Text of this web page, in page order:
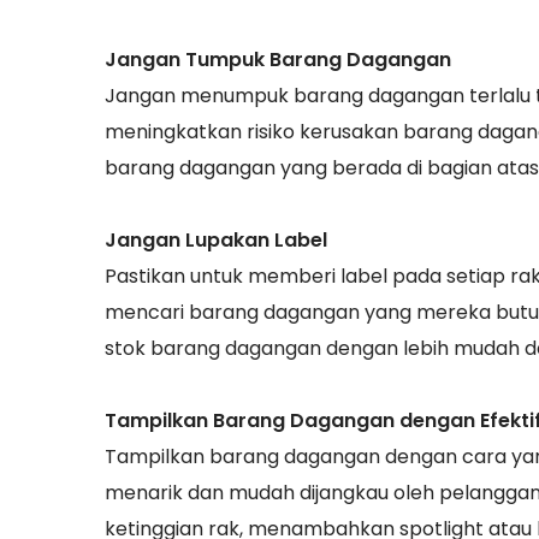
Jangan Tumpuk Barang Dagangan
Jangan menumpuk barang dagangan
meningkatkan risiko kerusakan barang
barang dagangan yang berada di bagian
Jangan Lupakan Label
Pastikan untuk memberi label pada setiap
mencari barang dagangan yang mereka
stok barang dagangan dengan lebih mudah
Tampilkan Barang Dagangan dengan
Tampilkan barang dagangan dengan cara
menarik dan mudah dijangkau oleh
ketinggian rak, menambahkan spotlight